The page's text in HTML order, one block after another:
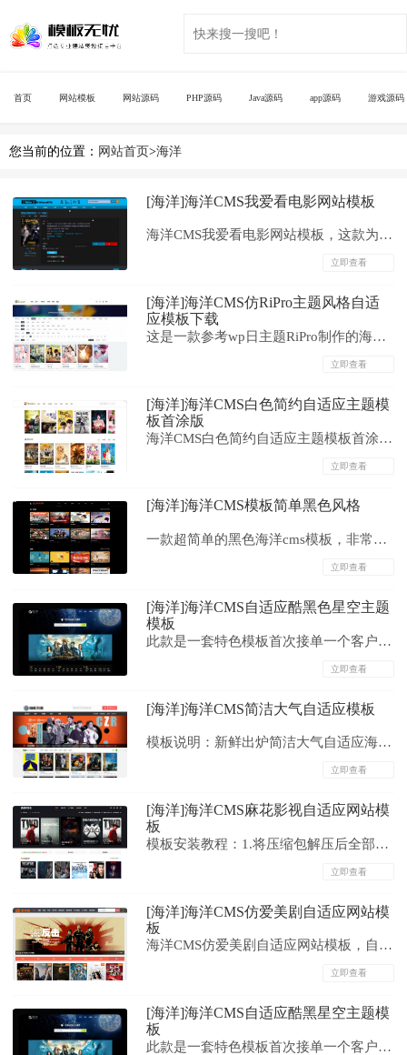
首页 网站模板 网站源码 PHP源码 Java源码 app源码 游戏源码
您当前的位置： 网站首页>海洋
[海洋]海洋CMS我爱看电影网站模板
海洋CMS我爱看电影网站模板，这款为修
立即查看
[海洋]海洋CMS仿RiPro主题风格自适
应模板下载
这是一款参考wp日主题RiPro制作的海洋
cms模板，自适应多终端，支持夜间模
立即查看
[海洋]海洋CMS白色简约自适应主题模
板首涂版
海洋CMS白色简约自适应主题模板首涂
立即查看
[海洋]海洋CMS模板简单黑色风格
一款超简单的黑色海洋cms模板，非常简
单，没什么特点，包含首页页、列表页和
立即查看
[海洋]海洋CMS自适应酷黑色星空主题
模板
此款是一套特色模板首次接单一个客户的
千元定制版，客户要求弄个下载站的模板
色，布局和排版结构更适合下载站使用，
增加了播放列表也可以做播放站使用；经
立即查看
[海洋]海洋CMS简洁大气自适应模板
模板说明：新鲜出炉简洁大气自适应海洋
CMS模板，网站模板包含首页、列表页、
utf编码，模板测试完美无错，采集直接使
用。关于数据的调用部分，根据个人的分
立即查看
[海洋]海洋CMS麻花影视自适应网站模
板
模板安装教程：1.将压缩包解压后全部文
件上传至网页服务器或空间根目录后2.请
安装3.安装完毕后为了安全请删除安装目
录4.后台默认目录为/admin5.登陆后台-系
立即查看
[海洋]海洋CMS仿爱美剧自适应网站模
板
海洋CMS仿爱美剧自适应网站模板，自适
应手机端，测试完美无错。模板包含电
部模板。...
立即查看
[海洋]海洋CMS自适应酷黑星空主题模
板
此款是一套特色模板首次接单一个客户的